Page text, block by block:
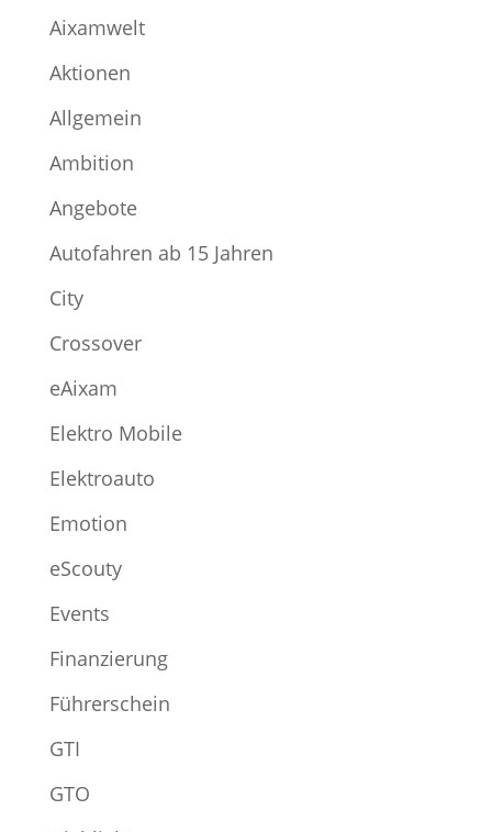
Aixamwelt
Aktionen
Allgemein
Ambition
Angebote
Autofahren ab 15 Jahren
City
Crossover
eAixam
Elektro Mobile
Elektroauto
Emotion
eScouty
Events
Finanzierung
Führerschein
GTI
GTO